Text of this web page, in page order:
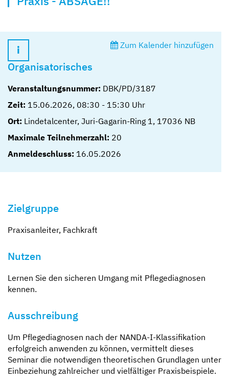
Zum Kalender hinzufügen
Organisatorisches
Veranstaltungsnummer: DBK/PD/3187
Zeit: 15.06.2026, 08:30 - 15:30 Uhr
Ort: Lindetalcenter, Juri-Gagarin-Ring 1, 17036 NB
Maximale Teilnehmerzahl: 20
Anmeldeschluss: 16.05.2026
Zielgruppe
Praxisanleiter, Fachkraft
Nutzen
Lernen Sie den sicheren Umgang mit Pflegediagnosen
kennen.
Ausschreibung
Um Pflegediagnosen nach der NANDA-I-Klassifikation
erfolgreich anwenden zu können, vermittelt dieses
Seminar die notwendigen theoretischen Grundlagen unter
Einbeziehung zahlreicher und vielfältiger Praxisbeispiele.